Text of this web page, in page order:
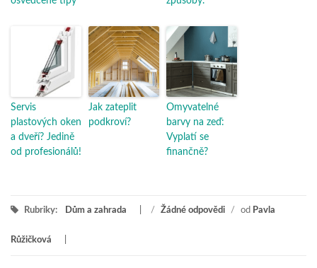
Servis
plastových oken
a dveří? Jedině
od profesionálů!
Jak zateplit
podkroví?
Omyvatelné
barvy na zeď:
Vyplatí se
finančně?
Rubriky: Dům a zahrada / Žádné odpovědi / od Pavla
Růžičková